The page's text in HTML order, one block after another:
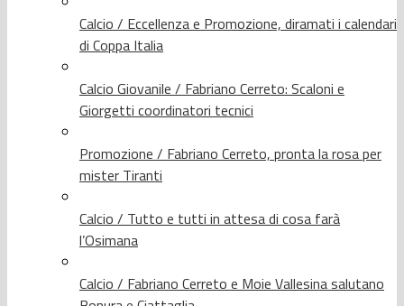
Calcio / Eccellenza e Promozione, diramati i calendari
di Coppa Italia
Calcio Giovanile / Fabriano Cerreto: Scaloni e
Giorgetti coordinatori tecnici
Promozione / Fabriano Cerreto, pronta la rosa per
mister Tiranti
Calcio / Tutto e tutti in attesa di cosa farà
l’Osimana
Calcio / Fabriano Cerreto e Moie Vallesina salutano